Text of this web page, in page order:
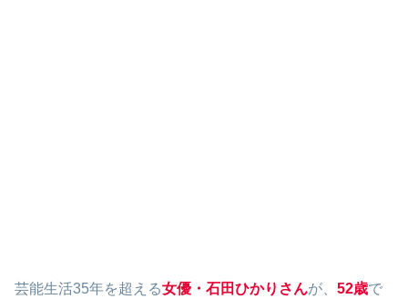
芸能生活35年を超える女優・石田ひかりさんが、 52歳で